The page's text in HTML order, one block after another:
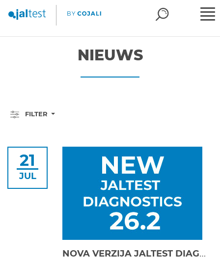
NIEUWS
FILTER
21
JUL
NOVA VERZIJA JALTEST DIAGNOSTICS 26.2!